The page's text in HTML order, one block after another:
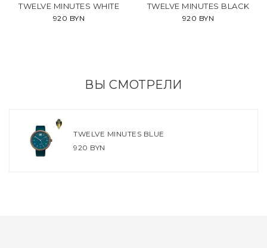
TWELVE MINUTES WHITE
920 BYN
TWELVE MINUTES BLACK
920 BYN
ВЫ СМОТРЕЛИ
TWELVE MINUTES BLUE
920 BYN